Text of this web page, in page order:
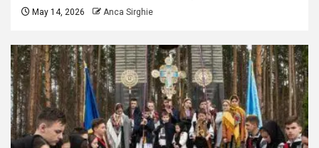
May 14, 2026 Anca Sirghie